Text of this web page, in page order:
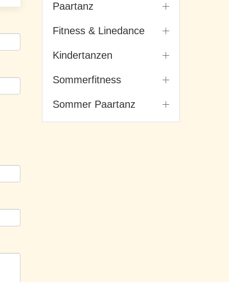
Paartanz
Fitness & Linedance
Kindertanzen
Sommerfitness
Sommer Paartanz